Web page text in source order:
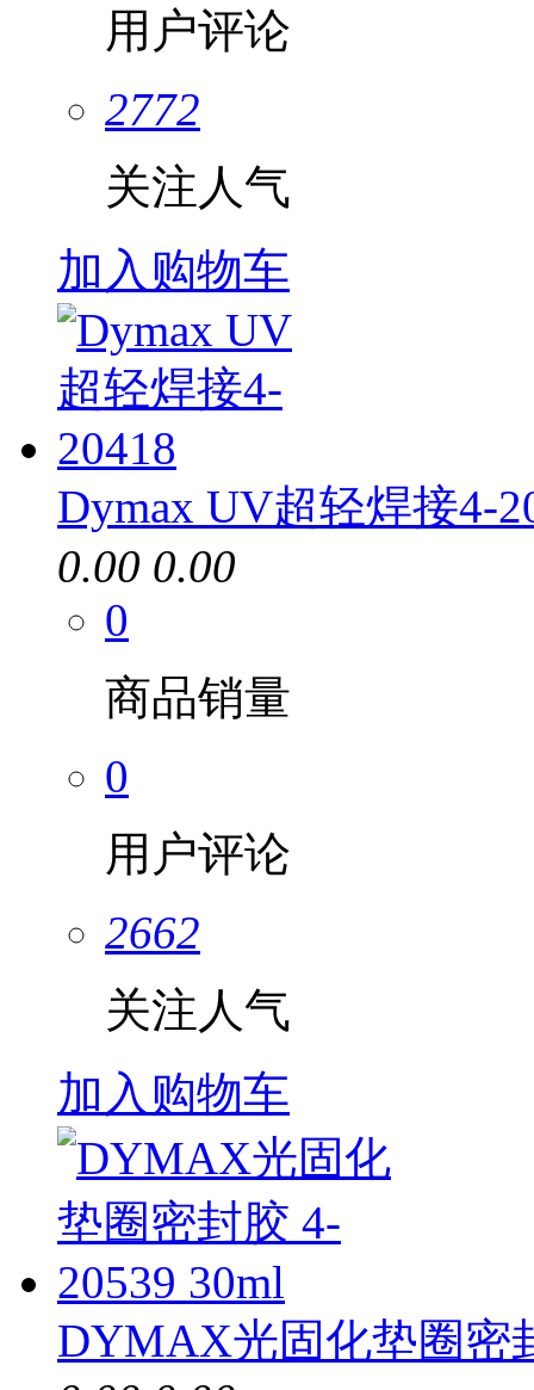
用户评论
2772
关注人气
加入购物车
Dymax UV超轻焊接4-
0.00 0.00
0
商品销量
0
用户评论
2662
关注人气
加入购物车
DYMAX光固化垫圈密